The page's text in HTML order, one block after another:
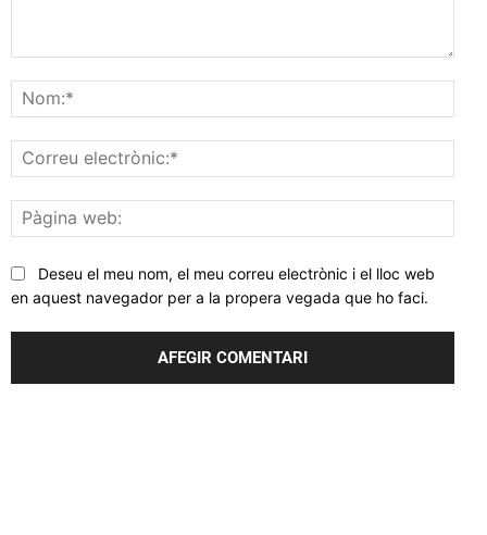
web:
Deseu el meu nom, el meu correu electrònic i el lloc web
en aquest navegador per a la propera vegada que ho faci.